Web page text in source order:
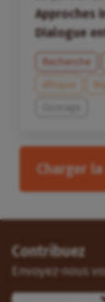
Approches
Dialogue
Recherche
Afrique
Charger
Contribuez
Envoyez-nous